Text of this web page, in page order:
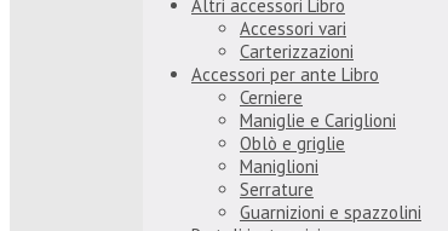
Altri accessori Libro
Accessori vari
Carterizzazioni
Accessori per ante Libro
Cerniere
Maniglie e Cariglioni
Oblò e griglie
Maniglioni
Serrature
Guarnizioni e spazzolini